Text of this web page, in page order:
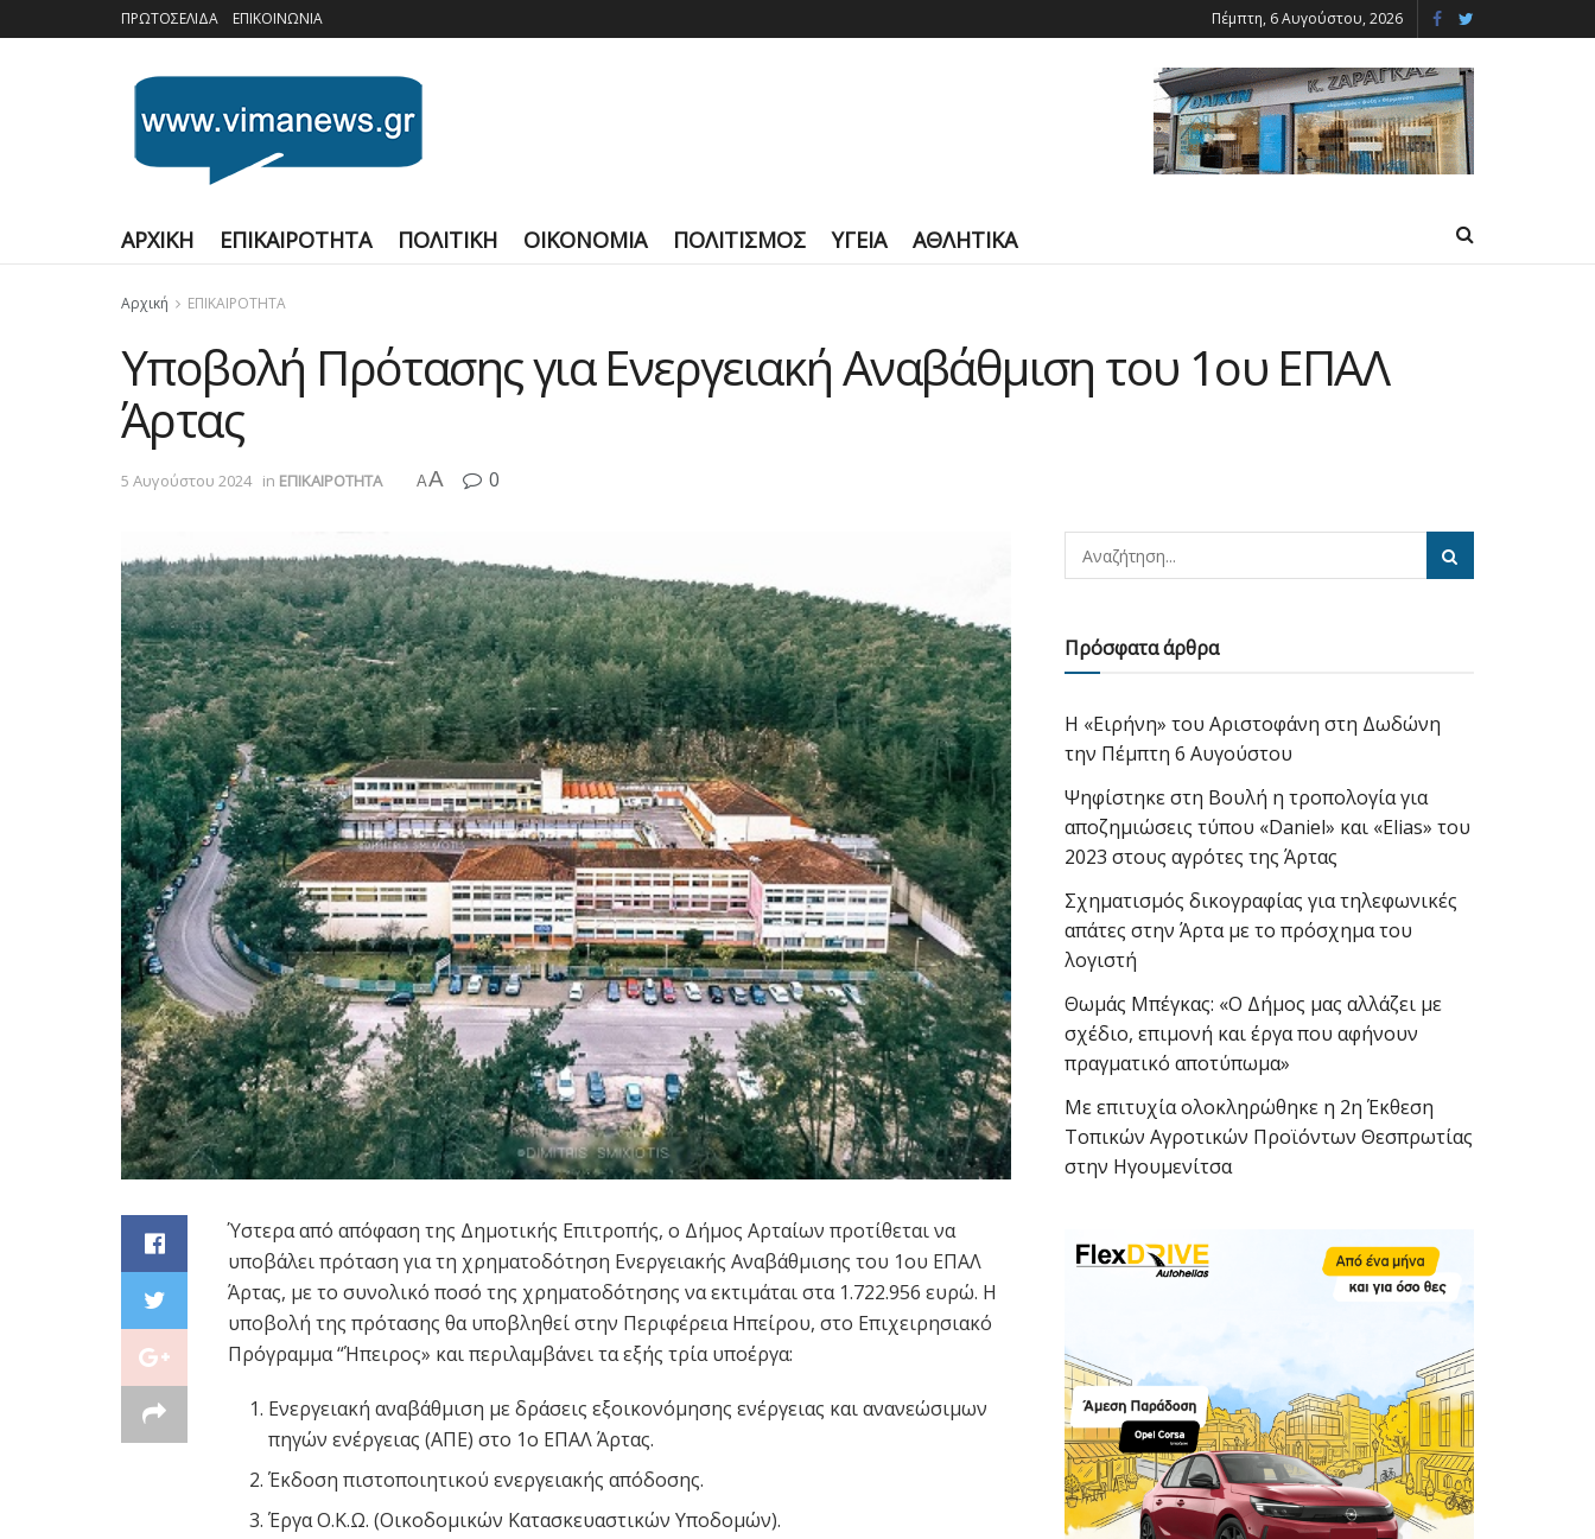
ΠΡΩΤΟΣΕΛΙΔΑ ΕΠΙΚΟΙΝΩΝΙΑ Πέμπτη, 6 Αυγούστου, 2026
ΑΡΧΙΚΗ ΕΠΙΚΑΙΡΟΤΗΤΑ ΠΟΛΙΤΙΚΗ ΟΙΚΟΝΟΜΙΑ ΠΟΛΙΤΙΣΜΟΣ ΥΓΕΙΑ ΑΘΛΗΤΙΚΑ
Αρχική ΕΠΙΚΑΙΡΟΤΗΤΑ
Υποβολή Πρότασης για Ενεργειακή Αναβάθμιση του 1ου ΕΠΑΛ
Άρτας
5 Αυγούστου 2024 in ΕΠΙΚΑΙΡΟΤΗΤΑ AA 0
Ύστερααπό απόφαση της Δημοτικής Επιτροπής, ο Δήμος Αρταίων προτίθεται να
υποβάλει πρόταση για τη χρηματοδότηση Ενεργειακής Αναβάθμισης του 1ου ΕΠΑΛ
Άρτας, με το συνολικό ποσό της χρηματοδότησης να εκτιμάται στα 1.722.956 ευρώ. Η
υποβολή της πρότασης θα υποβληθεί στην Περιφέρεια Ηπείρου, στο Επιχειρησιακό
Πρόγραμμα “Ήπειρος» και περιλαμβάνει τα εξής τρία υποέργα:
Ενεργειακή αναβάθμιση με δράσεις εξοικονόμησης ενέργειας και ανανεώσιμων
πηγών ενέργειας (ΑΠΕ) στο 1ο ΕΠΑΛ Άρτας.
Έκδοση πιστοποιητικού ενεργειακής απόδοσης.
Έργα Ο.Κ.Ω. (Οικοδομικών Κατασκευαστικών Υποδομών).
Πρόσφατα άρθρα
Η «Ειρήνη» του Αριστοφάνη στη Δωδώνη
την Πέμπτη 6 Αυγούστου
Ψηφίστηκε στη Βουλή η τροπολογία για
αποζημιώσεις τύπου «Daniel» και «Elias» του
2023 στους αγρότες της Άρτας
Σχηματισμός δικογραφίας για τηλεφωνικές
απάτες στην Άρτα με το πρόσχημα του
λογιστή
Θωμάς Μπέγκας: «Ο Δήμος μας αλλάζει με
σχέδιο, επιμονή και έργα που αφήνουν
πραγματικό αποτύπωμα»
Με επιτυχία ολοκληρώθηκε η 2η Έκθεση
Τοπικών Αγροτικών Προϊόντων Θεσπρωτίας
στην Ηγουμενίτσα